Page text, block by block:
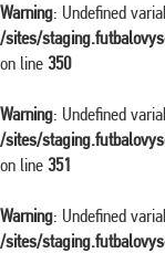
Warning: Undefined
/sites/
on line 350
Warning: Undefined
/sites/
on line 351
Warning: Undefined
/sites/